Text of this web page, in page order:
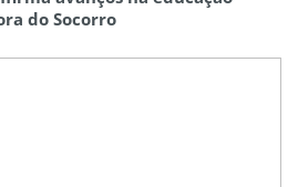
do Socorro